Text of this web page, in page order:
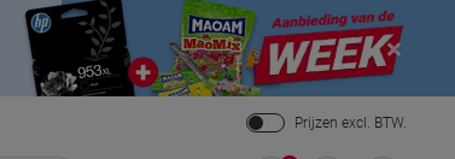
Close
Prijzen excl. BTW.